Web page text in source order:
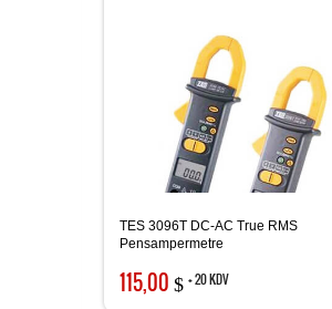
Batarya Kapasite Ölçer
Işık Ölçer
Elektro Manyetik Alan Ölçer
TES 3096T DC-AC True RMS
Pensampermetre
115,00 $ + 20 KDV